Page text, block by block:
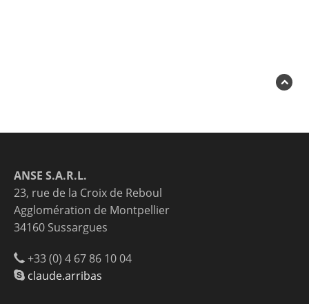
ANSE S.A.R.L.
23, rue de la Croix de Reboul
Agglomération de Montpellier
34160 Sussargues
+33 (0) 4 67 86 10 04
claude.arribas